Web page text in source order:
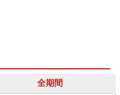
全期間